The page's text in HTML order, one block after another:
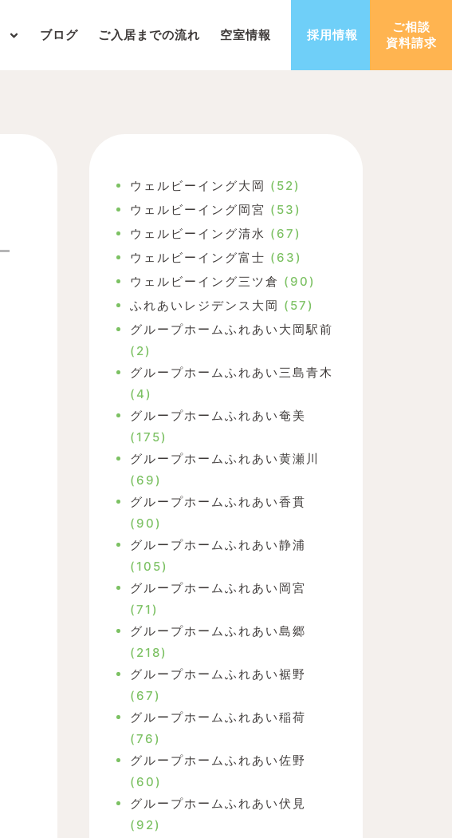
ブログ ご入居までの流れ 空室情報 採用情報
ご相談
資料請求
ウェルビーイング大岡 (52)
ウェルビーイング岡宮 (53)
ウェルビーイング清水 (67)
ウェルビーイング富士 (63)
ウェルビーイング三ツ倉 (90)
ふれあいレジデンス大岡 (57)
グループホームふれあい大岡駅前
(2)
グループホームふれあい三島青木
(4)
グループホームふれあい奄美
(175)
グループホームふれあい黄瀬川
(69)
グループホームふれあい香貫
(90)
グループホームふれあい静浦
(105)
グループホームふれあい岡宮
(71)
グループホームふれあい島郷
(218)
グループホームふれあい裾野
(67)
グループホームふれあい稲荷
(76)
グループホームふれあい佐野
(60)
グループホームふれあい伏見
(92)